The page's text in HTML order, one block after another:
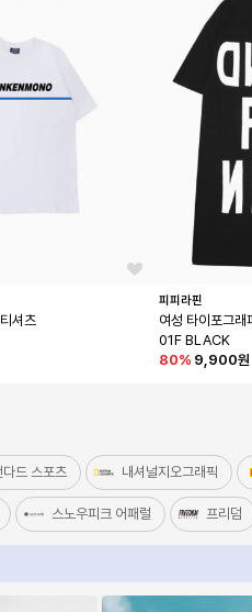
셔츠
피피라핀
여성 타이포그
01F BLACK
80% 9,900원
드 스포츠 내셔널지오그래픽
스노우피크 어패럴 프리덤